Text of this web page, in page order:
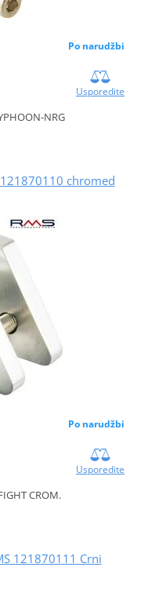
Po narudžbi
Usporedite
NRG
chromed
Po narudžbi
Usporedite
CROM.
121870111 Crni